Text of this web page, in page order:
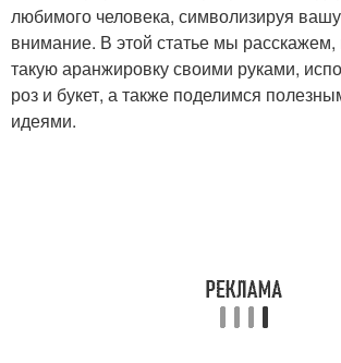
любимого человека, символизируя
внимание. В этой статье мы расскажем,
такую аранжировку своими руками,
роз и букет, а также поделимся
идеями.